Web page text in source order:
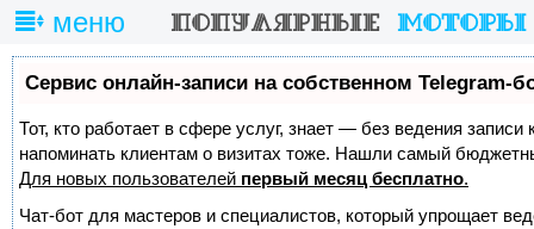
меню
Сервис онлайн-записи на собственном Telegram-
Тот, кто работает в сфере услуг, знает — без ведения
напоминать клиентам о визитах тоже. Нашли самый
Для новых пользователей первый месяц бесплатно.
Чат-бот для мастеров и специалистов, который упрощает